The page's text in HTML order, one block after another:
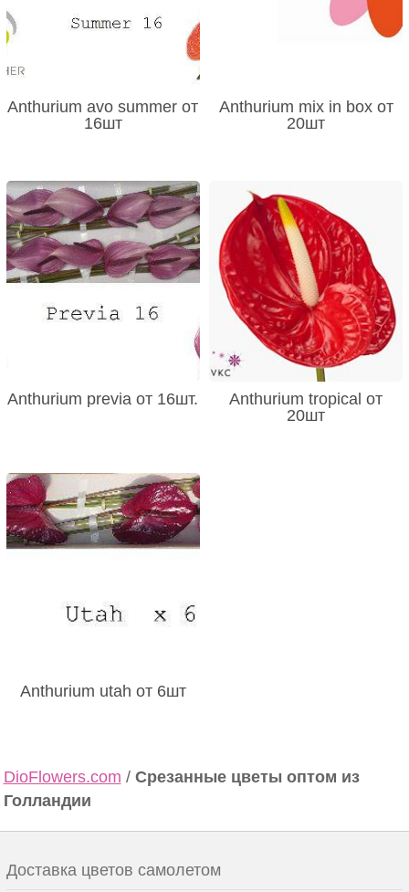
Anthurium avo summer от
16шт
Anthurium mix in box от
20шт
Anthurium previa от 16шт.
Anthurium tropical от
20шт
Anthurium utah от 6шт
DioFlowers.com / Срезанные цветы оптом из
Голландии
Доставка цветов самолетом